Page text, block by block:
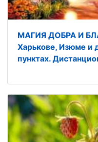
МАГИЯ ДОБРА И
Харькове, Изюме и
пунктах.